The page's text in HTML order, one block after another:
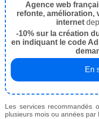
Agence web
refonte, amélioration,
internet
-10% sur la création
en indiquant le code
En
Les services recommandés
plusieurs mois ou années par